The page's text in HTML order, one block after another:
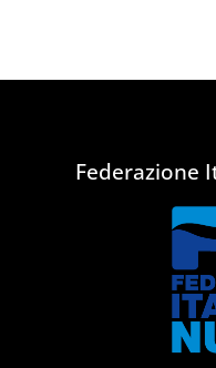
Federazione